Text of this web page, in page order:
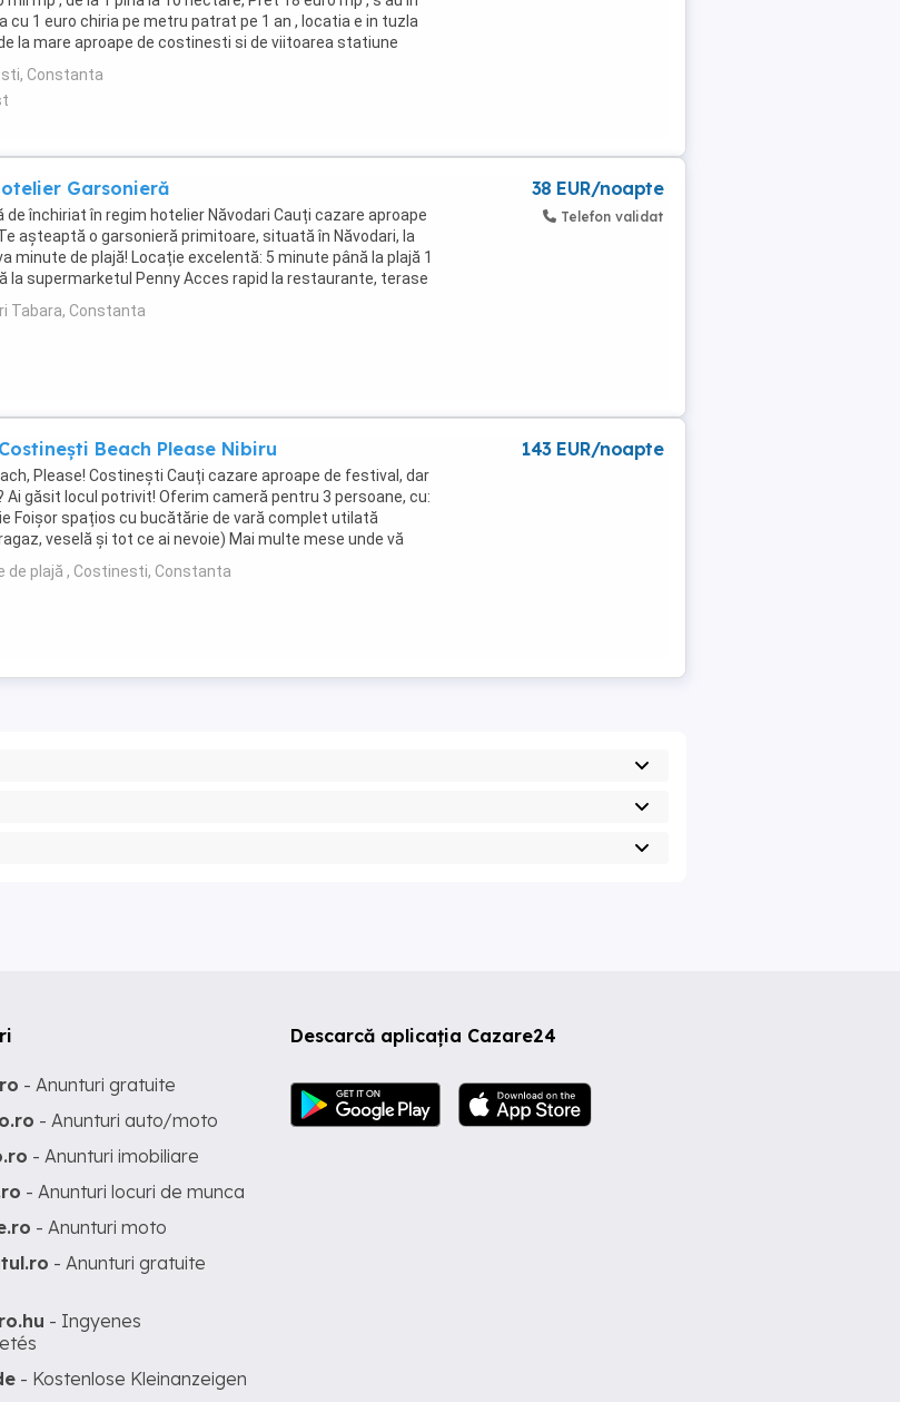
cu 1 euro chiria pe metru patrat pe 1 an , locatia e in tuzla
la mare aproape de costinesti si de viitoarea statiune
Constanta
Garsonieră
de închiriat în regim hotelier Năvodari Cauți cazare aproape
așteaptă o garsonieră primitoare, situată în Năvodari, la
minute de plajă! Locație excelentă: 5 minute până la plajă 1
la supermarketul Penny Acces rapid la restaurante, terase
Tabara, Constanta
38 EUR/noapte
Telefon validat
Beach Please Nibiru
Please! Costinești Cauți cazare aproape de festival, dar
Ai găsit locul potrivit! Oferim cameră pentru 3 persoane, cu:
Foișor spațios cu bucătărie de vară complet utilată
veselă și tot ce ai nevoie) Mai multe mese unde vă
de plajă , Costinesti, Constanta
143 EUR/noapte
Descarcă aplicația Cazare24
- Anunturi gratuite
- Anunturi auto/moto
- Anunturi imobiliare
- Anunturi locuri de munca
- Anunturi moto
- Anunturi gratuite
- Ingyenes
- Kostenlose Kleinanzeigen